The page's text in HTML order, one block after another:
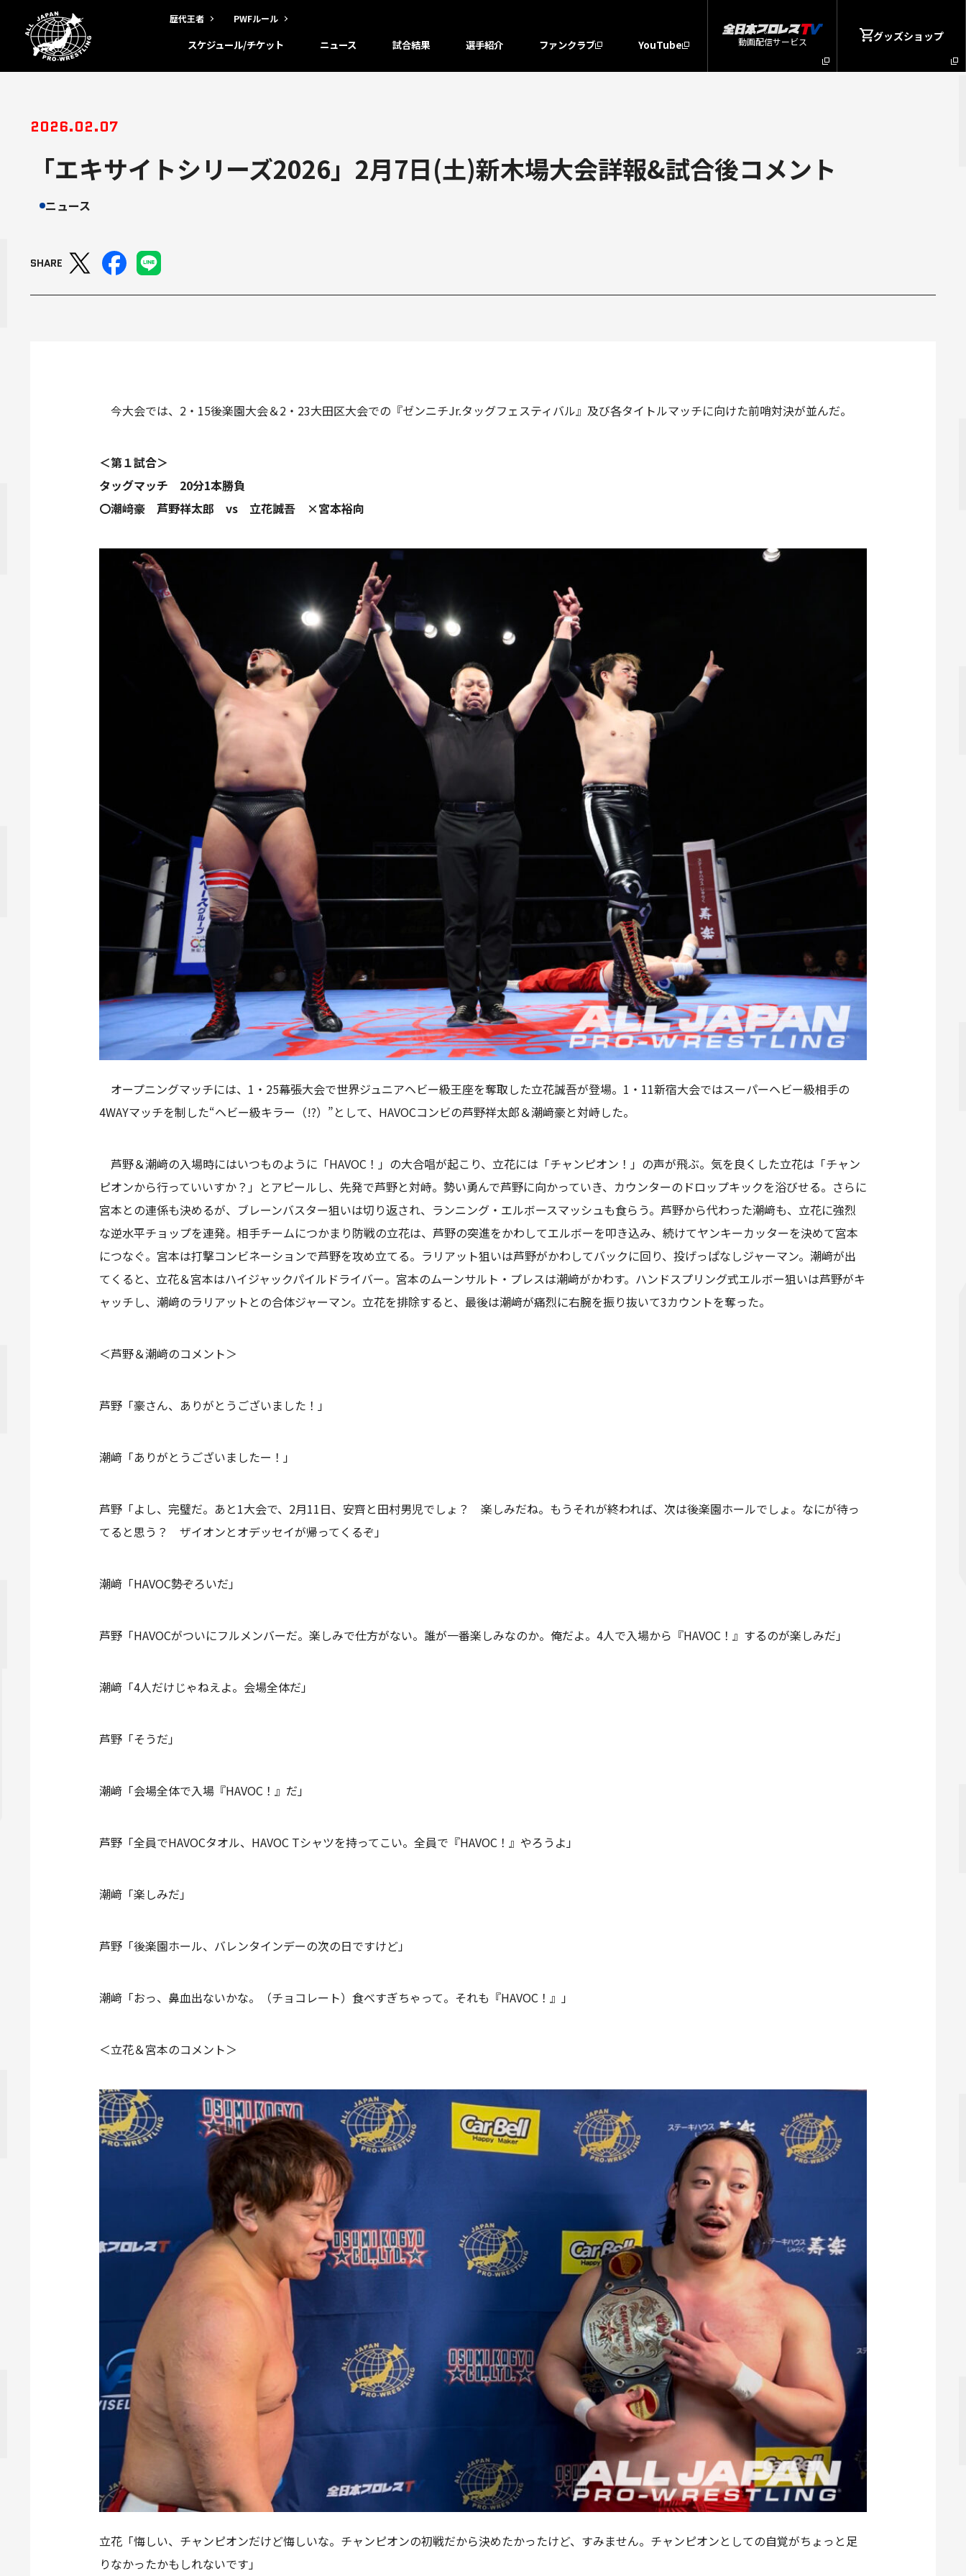
歴代王者 PWFルール
スケジュール/チケット ニュース 試合結果 選手紹介 ファンクラブ YouTube 動画配信サービス グッズショップ
2026.02.07
「エキサイトシリーズ2026」2月7日(土)新木場大会詳報&試合後コメント
ニュース
SHARE
今大会では、2・15後楽園大会＆2・23大田区大会での『ゼンニチJr.タッグフェスティバル』及び各タイトルマッチに向けた前哨対決が並んだ。
＜第１試合＞
タッグマッチ 20分1本勝負
〇潮﨑豪 芦野祥太郎 vs 立花誠吾 ×宮本裕向
オープニングマッチには、1・25幕張大会で世界ジュニアヘビー級王座を奪取した立花誠吾が登場。1・11新宿大会ではスーパーヘビー級相手の
4WAYマッチを制した“ヘビー級キラー（!?）”として、HAVOCコンビの芦野祥太郎＆潮﨑豪と対峙した。
芦野＆潮﨑の入場時にはいつものように「HAVOC！」の大合唱が起こり、立花には「チャンピオン！」の声が飛ぶ。気を良くした立花は「チャン
ピオンから行っていいすか？」とアピールし、先発で芦野と対峙。勢い勇んで芦野に向かっていき、カウンターのドロップキックを浴びせる。さらに
宮本との連係も決めるが、ブレーンバスター狙いは切り返され、ランニング・エルボースマッシュも食らう。芦野から代わった潮﨑も、立花に強烈
な逆水平チョップを連発。相手チームにつかまり防戦の立花は、芦野の突進をかわしてエルボーを叩き込み、続けてヤンキーカッターを決めて宮本
につなぐ。宮本は打撃コンビネーションで芦野を攻め立てる。ラリアット狙いは芦野がかわしてバックに回り、投げっぱなしジャーマン。潮﨑が出
てくると、立花＆宮本はハイジャックパイルドライバー。宮本のムーンサルト・プレスは潮﨑がかわす。ハンドスプリング式エルボー狙いは芦野がキ
ャッチし、潮﨑のラリアットとの合体ジャーマン。立花を排除すると、最後は潮﨑が痛烈に右腕を振り抜いて3カウントを奪った。
＜芦野＆潮﨑のコメント＞
芦野「豪さん、ありがとうございました！」
潮﨑「ありがとうございましたー！」
芦野「よし、完璧だ。あと1大会で、2月11日、安齊と田村男児でしょ？ 楽しみだね。もうそれが終われば、次は後楽園ホールでしょ。なにが待っ
てると思う？ ザイオンとオデッセイが帰ってくるぞ」
潮﨑「HAVOC勢ぞろいだ」
芦野「HAVOCがついにフルメンバーだ。楽しみで仕方がない。誰が一番楽しみなのか。俺だよ。4人で入場から『HAVOC！』するのが楽しみだ」
潮﨑「4人だけじゃねえよ。会場全体だ」
芦野「そうだ」
潮﨑「会場全体で入場『HAVOC！』だ」
芦野「全員でHAVOCタオル、HAVOC Tシャツを持ってこい。全員で『HAVOC！』やろうよ」
潮﨑「楽しみだ」
芦野「後楽園ホール、バレンタインデーの次の日ですけど」
潮﨑「おっ、鼻血出ないかな。（チョコレート）食べすぎちゃって。それも『HAVOC！』」
＜立花＆宮本のコメント＞
立花「悔しい、チャンピオンだけど悔しいな。チャンピオンの初戦だから決めたかったけど、すみません。チャンピオンとしての自覚がちょっと足
りなかったかもしれないです」